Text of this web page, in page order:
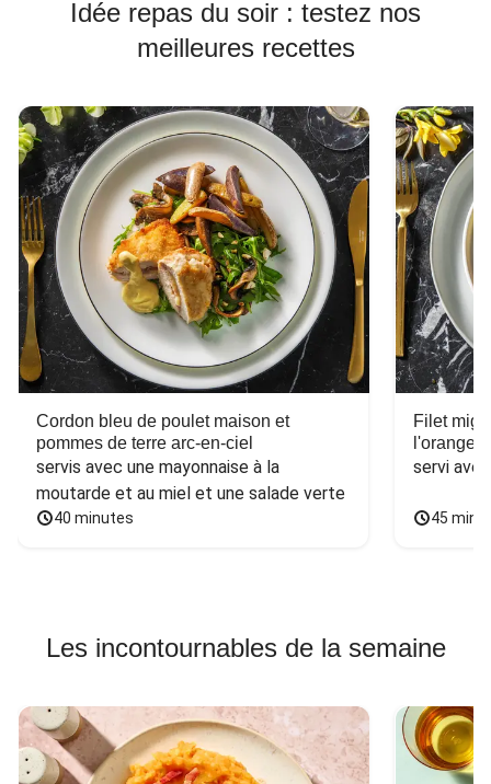
Idée repas du soir : testez nos
meilleures recettes
Cordon bleu de poulet maison et
pommes de terre arc-en-ciel
servis avec une mayonnaise à la
moutarde et au miel et une salade verte
40 minutes
Filet
l'orange
servi
45
Les incontournables de la semaine